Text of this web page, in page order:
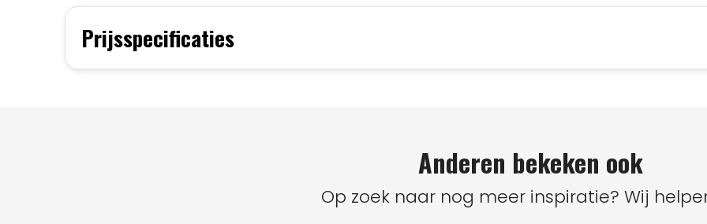
Prijsspecificaties
Anderen bekeken ook
Op zoek naar nog meer inspiratie? Wij